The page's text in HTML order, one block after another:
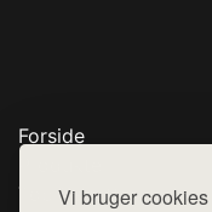
Vi bruger
Forside
Top Rabatter